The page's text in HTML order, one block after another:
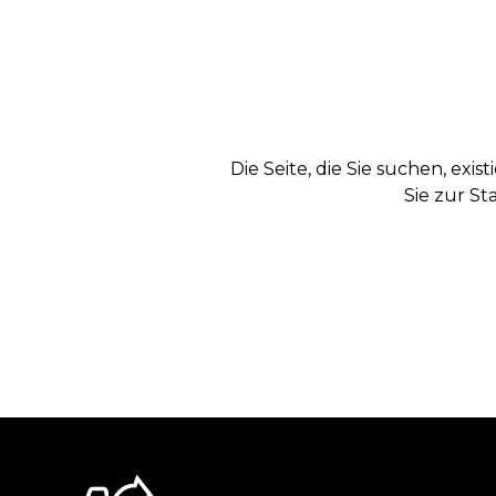
Die Seite, die Sie suchen,
Sie zur